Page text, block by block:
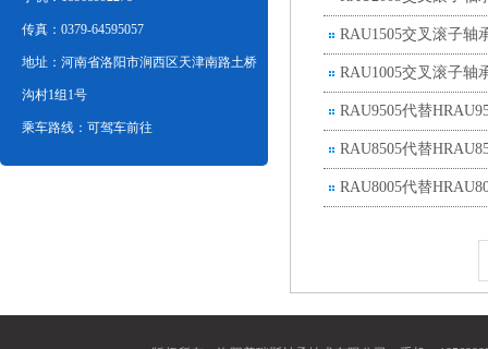
传真：0379-64595057
地址：河南省洛阳市涧西区天津南路土桥
沟村1组1号
乘车路线：可驾车前往
RAU1505交叉滚子轴
RAU1005交叉滚子轴
RAU9505代替
RAU8505代替
RAU8005代替